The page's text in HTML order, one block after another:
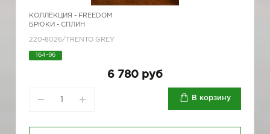
КОЛЛЕКЦИЯ - FREEDOM
БРЮКИ - СПЛИН
220-8026/TRENTO GREY
164-96
6 780 руб
В корзину